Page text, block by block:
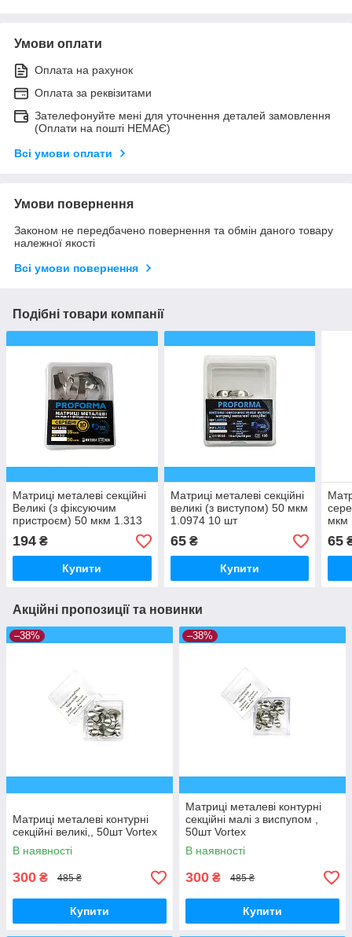
Умови оплати
Оплата на рахунок
Оплата за реквізитами
Зателефонуйте мені для уточнення деталей замовлення
(Оплати на пошті НЕМАЄ)
Всі умови оплати
Умови повернення
Законом не передбачено повернення та обмін даного товару
належної якості
Всі умови повернення
Подібні товари компанії
Матриці металеві секційні
Великі (з фіксуючим
пристроєм) 50 мкм 1.313
10 шт
194 ₴
Купити
Матриці металеві секційні
великі (з виступом) 50 мкм
1.0974 10 шт
65₴
Купити
мкм
65
Акційні пропозиції та новинки
–38%
Матриці металеві контурні
секційні великі,, 50шт Vortex
В наявності
300 ₴ 485 ₴
Купити
–38%
Матриці металеві контурні
секційні малі з виспупом ,
50шт Vortex
В наявності
300 ₴ 485 ₴
Купити